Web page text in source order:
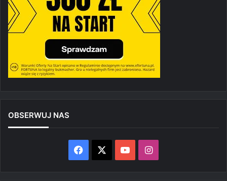
OBSERWUJ NAS
Facebook YouTubeInstagram